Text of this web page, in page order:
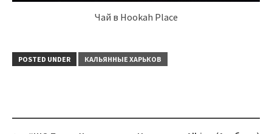
Чай в Hookah Place
POSTED UNDER КАЛЬЯННЫЕ ХАРЬКОВ